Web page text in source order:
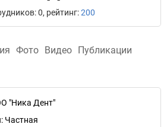
0, рейтинг:200
Фото Видео Публикации
"Ника Дент"
: Частная